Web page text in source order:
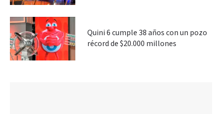
Quini 6 cumple 38 años con un pozo
récord de $20.000 millones